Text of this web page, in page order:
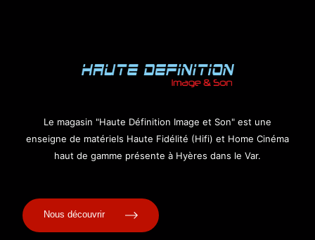
Le magasin "Haute Définition Image et Son" est une
enseigne de matériels Haute Fidélité (Hifi) et Home Cinéma
haut de gamme présente à Hyères dans le Var.
Nous découvrir